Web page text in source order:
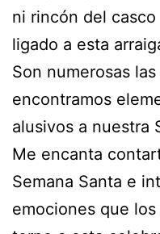
ni rincón del
ligado a esta
Son numerosas
encontramos
alusivos a nuestra
Me encanta
Semana Santa e
emociones que